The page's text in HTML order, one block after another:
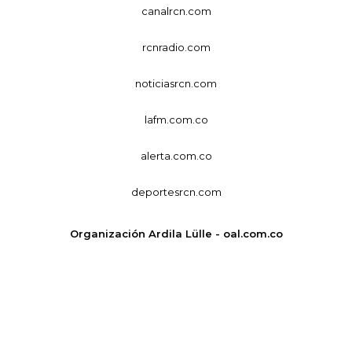
canalrcn.com
rcnradio.com
noticiasrcn.com
lafm.com.co
alerta.com.co
deportesrcn.com
Organización Ardila Lülle - oal.com.co